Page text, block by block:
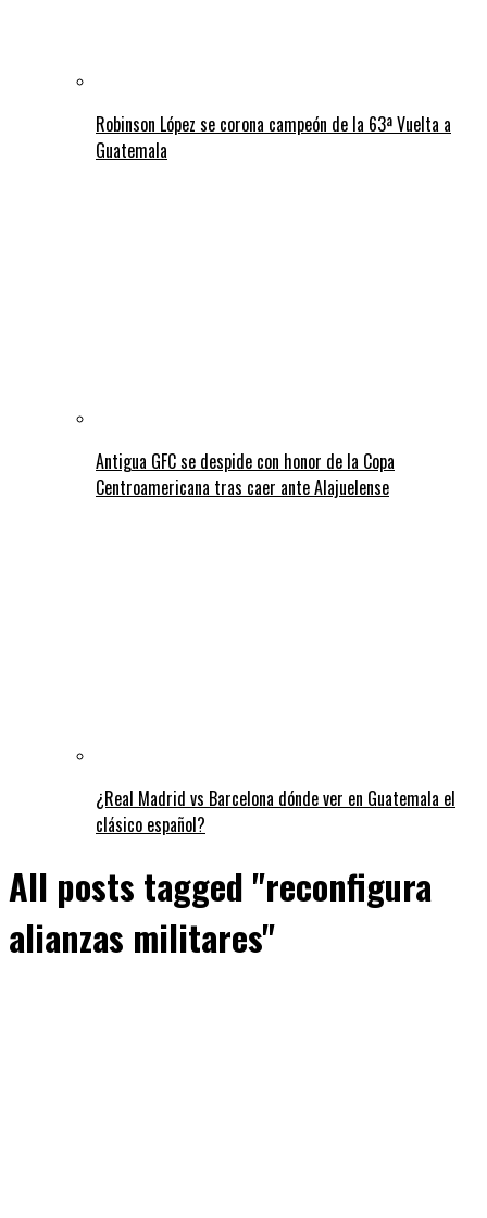
Robinson López se corona campeón de la 63ª Vuelta a
Guatemala
Antigua GFC se despide con honor de la Copa
Centroamericana tras caer ante Alajuelense
¿Real Madrid vs Barcelona dónde ver en Guatemala el
clásico español?
All posts tagged "reconfigura
alianzas militares"